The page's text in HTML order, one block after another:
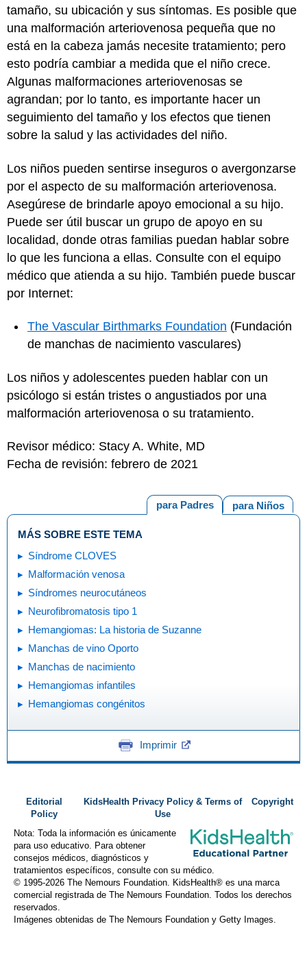
tamaño, su ubicación y sus síntomas. Es posible que
una malformación arteriovenosa pequeña que no
está en la cabeza jamás necesite tratamiento; pero
esto podría cambiar a medida que el niño crece.
Algunas malformaciones arteriovenosas se
agrandan; por lo tanto, es importante hacer un
seguimiento del tamaño y los efectos que tienen
sobre la salud y las actividades del niño.
Los niños pueden sentirse inseguros o avergonzarse
por el aspecto de su malformación arteriovenosa.
Asegúrese de brindarle apoyo emocional a su hijo.
Puede ser útil buscar un grupo de apoyo en su
localidad, donde otras familias puedan hablar sobre
lo que les funciona a ellas. Consulte con el equipo
médico que atienda a su hijo. También puede buscar
por Internet:
The Vascular Birthmarks Foundation (Fundación
de manchas de nacimiento vasculares)
Los niños y adolescentes pueden hablar con un
psicólogo si están tristes o angustiados por una
malformación arteriovenosa o su tratamiento.
Revisor médico: Stacy A. White, MD
Fecha de revisión: febrero de 2021
para Niños
para Padres
MÁS SOBRE ESTE TEMA
Síndrome CLOVES
Malformación venosa
Síndromes neurocutáneos
Neurofibromatosis tipo 1
Hemangiomas: La historia de Suzanne
Manchas de vino Oporto
Manchas de nacimiento
Hemangiomas infantiles
Hemangiomas congénitos
Imprimir
Editorial
Policy
KidsHealth Privacy Policy & Terms of
Use
Copyright
Nota: Toda la información es únicamente
para uso educativo. Para obtener
consejos médicos, diagnósticos y
tratamientos específicos, consulte con su médico.
© 1995-2026 The Nemours Foundation. KidsHealth® es una marca
comercial registrada de The Nemours Foundation. Todos los derechos
reservados.
Imágenes obtenidas de The Nemours Foundation y Getty Images.